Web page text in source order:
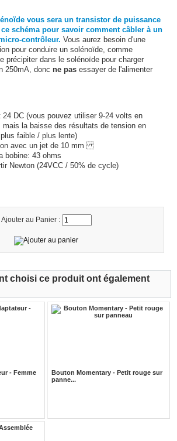
vous sera un transistor de puissance
schéma pour savoir comment câbler à un
contrôleur. Vous aurez besoin d'une
pour conduire un solénoïde, comme
précipiter dans le solénoïde pour charger
250mA, donc ne pas essayer de l'alimenter
24 DC (vous pouvez utiliser 9-24 volts en
mais la baisse des résultats de tension en
faible / plus lente)
avec un jet de 10 mm
bobine: 43 ohms
Newton (24VCC / 50% de cycle)
Ajouter au Panier :
choisi ce produit ont également
- Femme
Bouton Momentary - Petit rouge sur
panne...